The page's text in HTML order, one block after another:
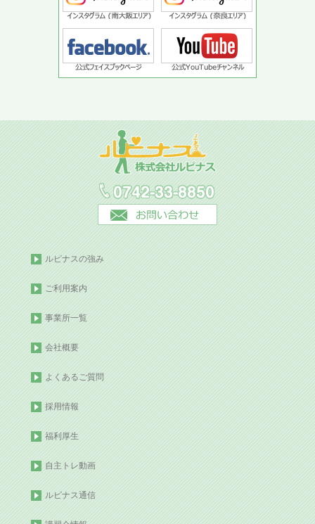
ルピナスの強み
ご利用案内
事業所一覧
会社概要
よくあるご質問
採用情報
福利厚生
自主トレ動画
ルピナス通信